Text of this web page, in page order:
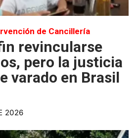
de Cancillería
revincularse
pero la justicia
varado en Brasil
2026